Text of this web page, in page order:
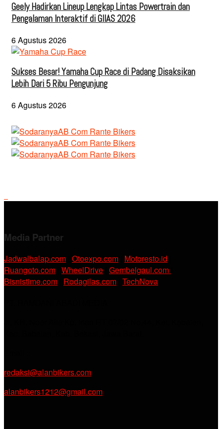
Geely Hadirkan Lineup Lengkap Lintas Powertrain dan
Pengalaman Interaktif di GIIAS 2026
6 Agustus 2026
Sukses Besar! Yamaha Cup Race di Padang Disaksikan
Lebih Dari 5 Ribu Pengunjung
6 Agustus 2026
Media Partner
Jadwalbalap.com Otoexpo.com Motoresto.id
Ruangoto.com WheelDrive Gembelgaul.com
Bisnistime.com Rodagilas.com TechNova
redaksi@alanbikers.com
alanbikers1212@gmail.com